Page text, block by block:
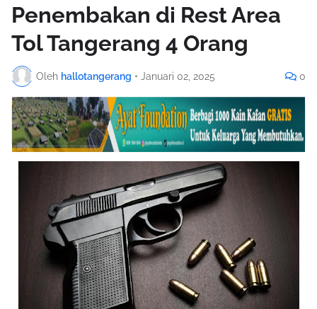
Penembakan di Rest Area
Tol Tangerang 4 Orang
Oleh hallotangerang • Januari 02, 2025 0